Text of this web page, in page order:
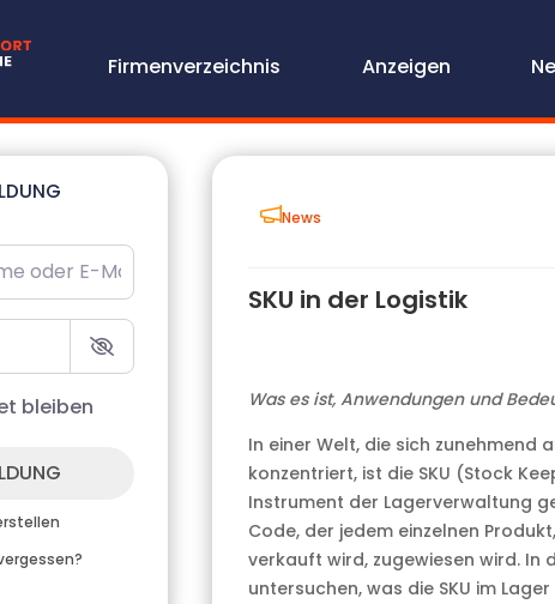
Firmenverzeichnis Anzeigen
oder E-Mail-Adresse
bleiben
News
SKU in der Logistik
Was es ist, Anwendungen und
In einer Welt, die sich zunehmend
konzentriert, ist die SKU (Stock
Instrument der Lagerverwaltung
Code, der jedem einzelnen
verkauft wird, zugewiesen wird. In
untersuchen, was die SKU im